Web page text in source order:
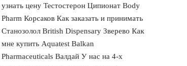
узнать цену Тестостерон Ципионат Body
Pharm Корсаков Как заказать и принимать
Станозолол British Dispensary Зверево Как
мне купить Aquatest Balkan
Pharmaceuticals Валдай У нас на 4-х